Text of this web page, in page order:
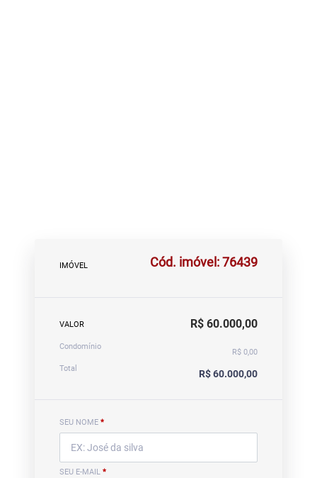
IMÓVEL Cód. imóvel: 76439
VALOR R$ 60.000,00
Condomínio
R$ 0,00
Total
R$ 60.000,00
SEU NOME *
SEU E-MAIL *